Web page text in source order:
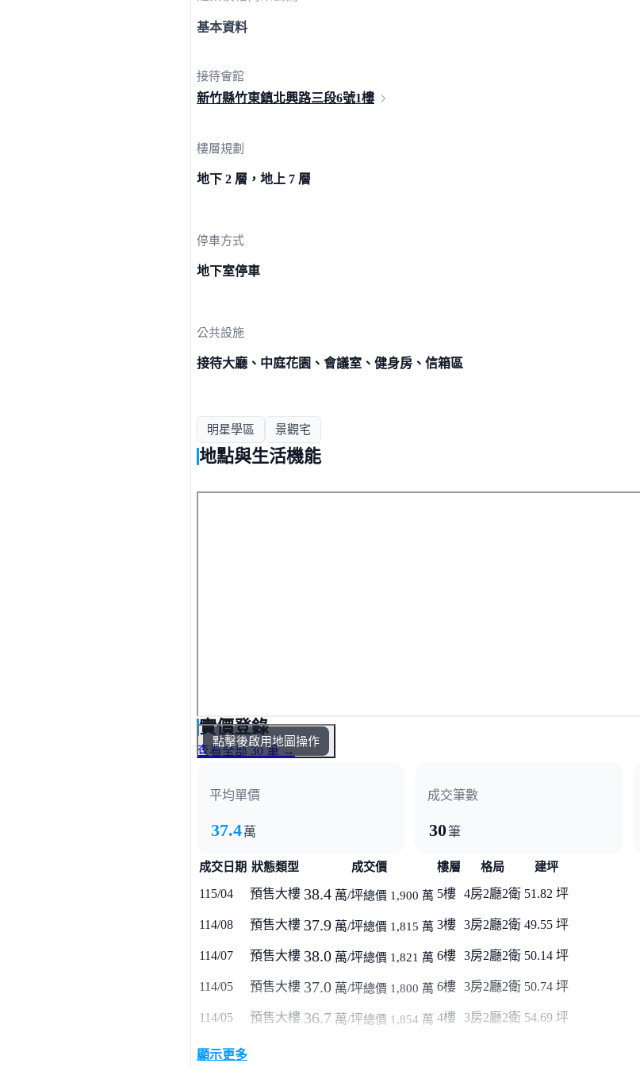
基本資料
接待會館
新竹縣竹東鎮北興路三段6號1樓
樓層規劃
地下 2 層，地上 7 層
停車方式
地下室停車
公共設施
接待大廳、中庭花園、會議室、健身房、信箱區
明星學區 景觀宅
地點與生活機能
點擊後啟用地圖操作
實價登錄
查看全部 30 筆 →
平均單價
37.4萬
成交筆數
30筆
成交日期 狀態類型 成交價 樓層 格局 建坪
115/04 預售大樓 38.4 萬/坪總價 1,900 萬 5樓 4房2廳2衛 51.82 坪
114/08 預售大樓 37.9 萬/坪總價 1,815 萬 3樓 3房2廳2衛 49.55 坪
114/07 預售大樓 38.0 萬/坪總價 1,821 萬 6樓 3房2廳2衛 50.14 坪
114/05 預售大樓 37.0 萬/坪總價 1,800 萬 6樓 3房2廳2衛 50.74 坪
114/05 預售大樓 36.7 萬/坪總價 1,854 萬 4樓 3房2廳2衛 54.69 坪
顯示更多